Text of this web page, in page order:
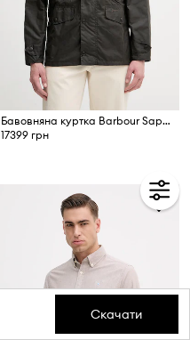
Бавовняна куртка Barbour Sapper
17399 грн
Скачати